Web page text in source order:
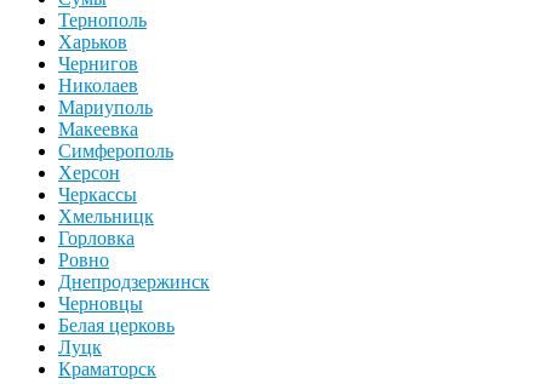
Тернополь
Харьков
Чернигов
Николаев
Мариуполь
Макеевка
Симферополь
Херсон
Черкассы
Хмельницк
Горловка
Ровно
Днепродзержинск
Черновцы
Белая церковь
Луцк
Краматорск